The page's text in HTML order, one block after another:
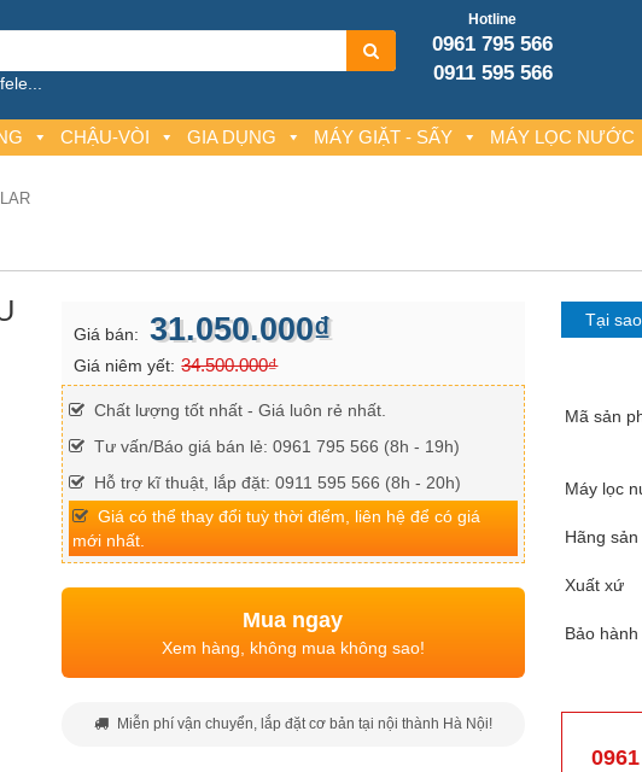
Hotline
0961 795 566
0911 595 566
CHẬU-VÒI GIA DỤNG MÁY GIẶT - SẤY MÁY LỌC NƯỚC
Giá bán: 31.050.000₫
Giá niêm yết: 34.500.000₫
Chất lượng tốt nhất - Giá luôn rẻ nhất.
Tư vấn/Báo giá bán lẻ: 0961 795 566 (8h - 19h)
Hỗ trợ kĩ thuật, lắp đặt: 0911 595 566 (8h - 20h)
Giá có thể thay đổi tuỳ thời điểm, liên hệ để có giá
mới nhất.
Mua ngay
Xem hàng, không mua không sao!
Miễn phí vận chuyển, lắp đặt cơ bản tại nội thành Hà Nội!
Tại
Mã sản
Máy lọc
Hãng
Xuất xứ
Bảo hành